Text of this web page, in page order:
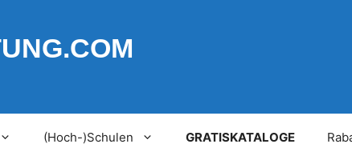
(Hoch-)Schulen GRATISKATALOGE